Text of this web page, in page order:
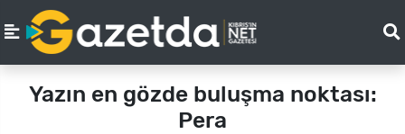
Yazın en gözde buluşma noktası:
Pera